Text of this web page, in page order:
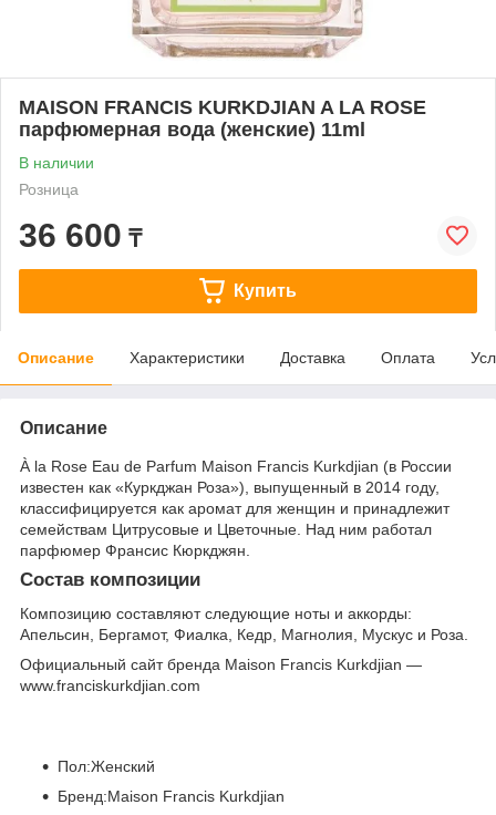
MAISON FRANCIS KURKDJIAN A LA ROSE
парфюмерная вода (женские) 11ml
В наличии
Розница
36 600 ₸
Купить
Описание Характеристики Доставка Оплата
Описание
À la Rose Eau de Parfum Maison Francis Kurkdjian (в России
известен как «Куркджан Роза»), выпущенный в 2014 году,
классифицируется как аромат для женщин и принадлежит
семействам Цитрусовые и Цветочные. Над ним работал
парфюмер Франсис Кюркджян.
Состав композиции
Композицию составляют следующие ноты и аккорды:
Апельсин, Бергамот, Фиалка, Кедр, Магнолия, Мускус и Роза.
Официальный сайт бренда Maison Francis Kurkdjian —
www.franciskurkdjian.com
Пол:Женский
Бренд:Maison Francis Kurkdjian